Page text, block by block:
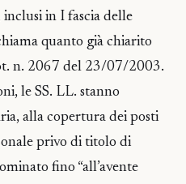
in I fascia delle
quanto già chiarito
n. 2067 del 23/07/2003.
le SS. LL. stanno
alla copertura dei posti
privo di titolo di
fino “all’avente